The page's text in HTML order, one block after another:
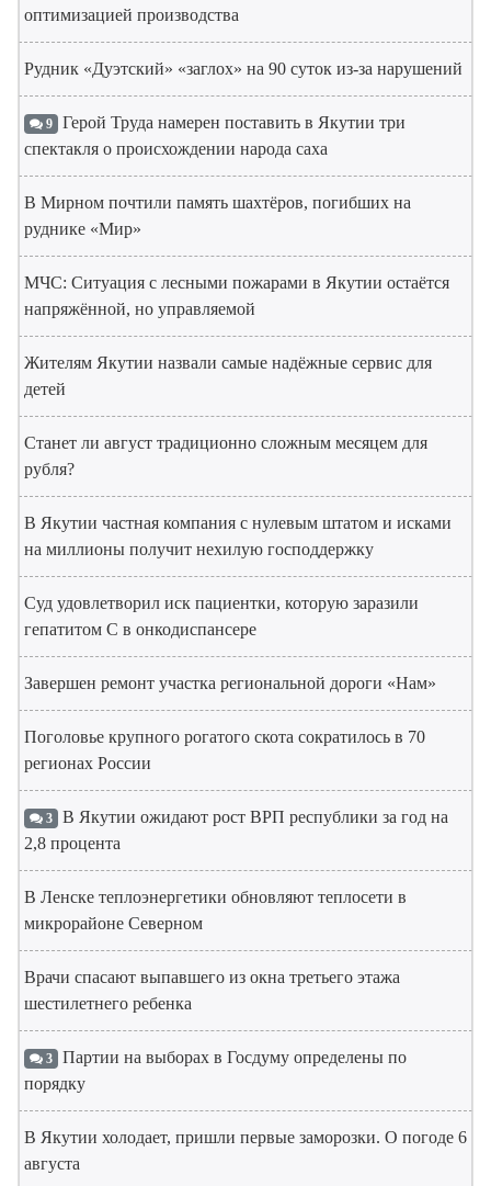
оптимизацией производства
Рудник «Дуэтский» «заглох» на 90 суток из-за нарушений
9 Герой Труда намерен поставить в Якутии три
спектакля о происхождении народа саха
В Мирном почтили память шахтёров, погибших на
руднике «Мир»
МЧС: Ситуация с лесными пожарами в Якутии остаётся
напряжённой, но управляемой
Жителям Якутии назвали самые надёжные сервис для
детей
Станет ли август традиционно сложным месяцем для
рубля?
В Якутии частная компания с нулевым штатом и исками
на миллионы получит нехилую господдержку
Суд удовлетворил иск пациентки, которую заразили
гепатитом С в онкодиспансере
Завершен ремонт участка региональной дороги «Нам»
Поголовье крупного рогатого скота сократилось в 70
регионах России
3 В Якутии ожидают рост ВРП республики за год на
2,8 процента
В Ленске теплоэнергетики обновляют теплосети в
микрорайоне Северном
Врачи спасают выпавшего из окна третьего этажа
шестилетнего ребенка
3 Партии на выборах в Госдуму определены по
порядку
В Якутии холодает, пришли первые заморозки. О погоде 6
августа